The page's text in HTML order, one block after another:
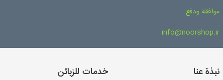
موافقة ودفع
info@noorshop.ir
نبذة عنا خدمات للزبائن